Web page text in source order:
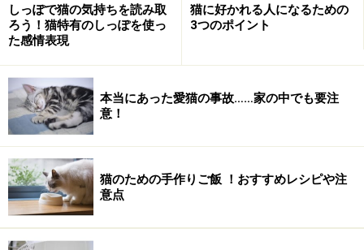
２月中旬に４頭の猫と１頭の犬の死亡をそれぞれの飼い
主がメニュー・フーズ社に報告、その後メニュー・フー
亡。
そこで、メニュー・フーズ社はFDA（米国食品医薬品
局）に３月１６日リコールを届け出ました。
３月２３日、New York State Department of Agriculture
& Markets（米農務省）は、メニュー・フーズ社から提
供されたサンプル原料の中の中国産の小麦グルテンの中
から"Aminopterin（アミノプテリン）"と呼ばれるネズミ
しっぽで猫の気持ちを読み取
ろう！猫特有のしっぽを使っ
た感情表現
猫に好かれる人になるための
3つのポイント
本当にあった愛猫の事故……家の中でも要注
意！
猫のための手作りご飯 ！おすすめレシピや注
意点